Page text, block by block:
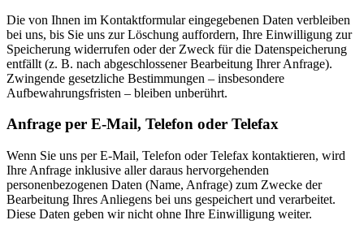
Die von Ihnen im Kontaktformular eingegebenen Daten verbleiben
bei uns, bis Sie uns zur Löschung auffordern, Ihre Einwilligung zur
Speicherung widerrufen oder der Zweck für die Datenspeicherung
entfällt (z. B. nach abgeschlossener Bearbeitung Ihrer Anfrage).
Zwingende gesetzliche Bestimmungen – insbesondere
Aufbewahrungsfristen – bleiben unberührt.
Anfrage per E-Mail, Telefon oder Telefax
Wenn Sie uns per E-Mail, Telefon oder Telefax kontaktieren, wird
Ihre Anfrage inklusive aller daraus hervorgehenden
personenbezogenen Daten (Name, Anfrage) zum Zwecke der
Bearbeitung Ihres Anliegens bei uns gespeichert und verarbeitet.
Diese Daten geben wir nicht ohne Ihre Einwilligung weiter.